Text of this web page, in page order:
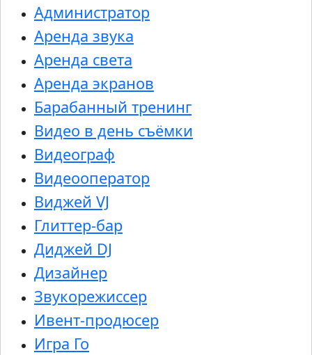
Администратор
Аренда звука
Аренда света
Аренда экранов
Барабанный тренинг
Видео в день съёмки
Видеограф
Видеооператор
Виджей VJ
Глиттер-бар
Диджей DJ
Дизайнер
Звукорежиссер
Ивент-продюсер
Игра Го